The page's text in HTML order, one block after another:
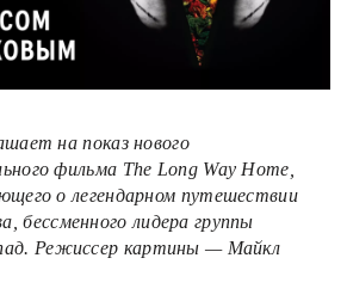
фильма The Long Way Home,
о легендарном путешествии
бессменного лидера группы
Режиссер картины — Майкл